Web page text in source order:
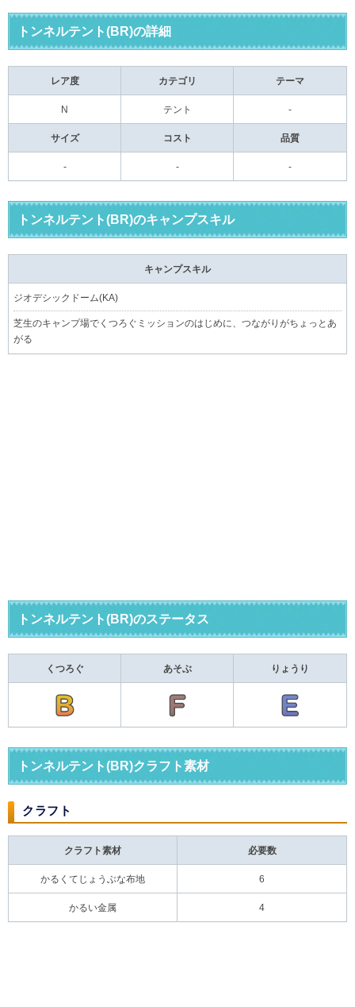
トンネルテント(BR)の詳細
レア度 カテゴリ テーマ
N テント -
サイズ コスト 品質
- - -
トンネルテント(BR)のキャンプスキル
キャンプスキル
ジオデシックドーム(KA)
芝生のキャンプ場でくつろぐミッションのはじめに、つながりがちょっとあ
がる
トンネルテント(BR)のステータス
くつろぐ あそぶ りょうり
トンネルテント(BR)クラフト素材
クラフト
クラフト素材 必要数
かるくてじょうぶな布地 6
かるい金属 4